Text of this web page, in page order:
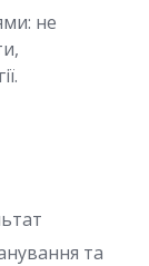
не
та